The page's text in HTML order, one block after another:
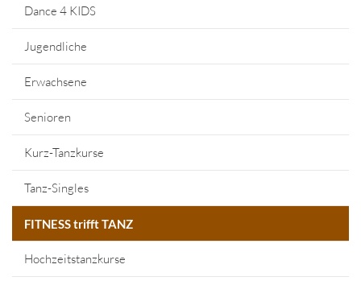
Dance 4 KIDS
Jugendliche
Erwachsene
Senioren
Kurz-Tanzkurse
Tanz-Singles
FITNESS trifft TANZ
Hochzeitstanzkurse